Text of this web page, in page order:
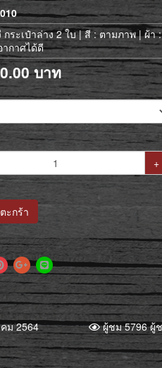
ระเป๋าล่าง 2 ใบ | สี : ตามภาพ | ผ้า :
ากาศได้ดี
บาท
+
ะกร้า
ม 2564 ผู้ชม 5796 ผู้